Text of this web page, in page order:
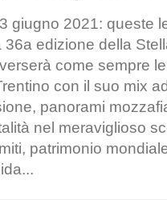
giugno 2021: queste
36a edizione della
come sempre
con il suo mix
panorami
nel meraviglioso
patrimonio